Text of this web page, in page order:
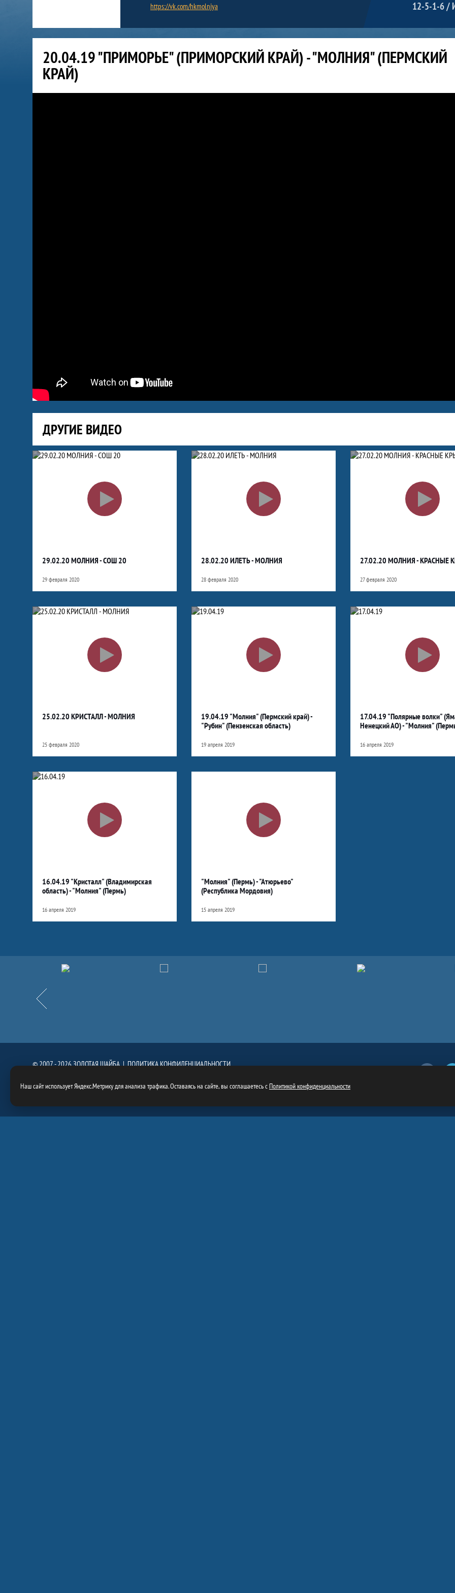
https://vk.com/hkmolnjya 12-5-1-6 /
20.04.19 "ПРИМОРЬЕ" (ПРИМОРСКИЙ КРАЙ) - "МОЛНИЯ" (ПЕРМСКИЙ
КРАЙ)
ДРУГИЕ ВИДЕО
Видео
29.02.20 МОЛНИЯ - СОШ 20
29 февраля 2020
28.02.20 ИЛЕТЬ - МОЛНИЯ
28 февраля 2020
27.02.20 МОЛНИЯ - КРАСНЫЕ
27 февраля 2020
25.02.20 КРИСТАЛЛ - МОЛНИЯ
25 февраля 2020
19.04.19 "Молния" (Пермский край) -
"Рубин" (Пензенская область)
19 апреля 2019
17.04.19 "Полярные волки"
Ненецкий АО) - "Молния"
16 апреля 2019
16.04.19 "Кристалл" (Владимирская
область) - "Молния" (Пермь)
16 апреля 2019
"Молния" (Пермь) - "Атюрьево"
(Республика Мордовия)
15 апреля 2019
Назад
Партнёры
© 2007 - 2026 ЗОЛОТАЯ ШАЙБА |ПОЛИТИКА КОНФИДЕНЦИАЛЬНОСТИ
Наш сайт использует Яндекс.Метрику для анализа трафика. Оставаясь на сайте, вы соглашаетесь сПолитикой конфиденциальности